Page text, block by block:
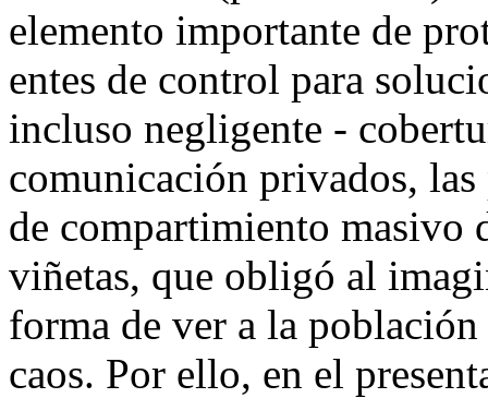
elemento importante de
entes de control para
incluso negligente -
comunicación privados,
de compartimiento masivo
viñetas, que obligó al
forma de ver a la
caos. Por ello, en el